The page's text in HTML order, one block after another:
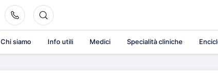
Chi siamo Info utili Medici Specialità cliniche